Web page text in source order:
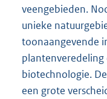
veengebieden.
unieke
toonaangevende
plantenveredeling
biotechnologie.
een grote